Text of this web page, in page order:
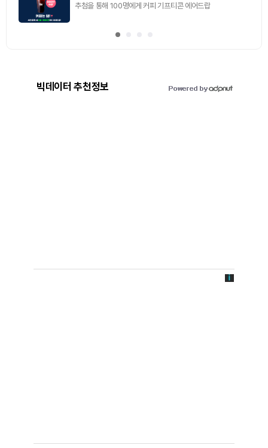
추첨을 통해 100명에게 커피 기프티콘 에어드랍
빅데이터 추천정보